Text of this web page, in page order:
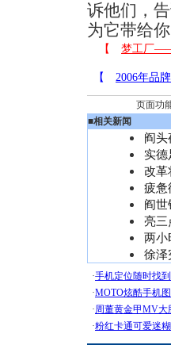
诉他们，
为它带给
页面功
■相关新闻
阎
实德
改革
疲惫
阎
亮三
两小
徐泽